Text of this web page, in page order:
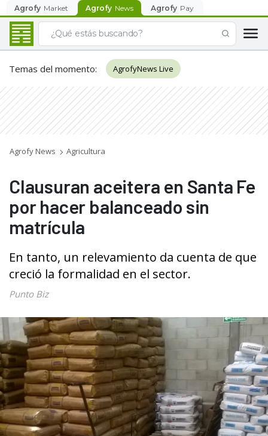
Agrofy Market Agrofy News Agrofy Pay
Temas del momento: AgrofyNews Live
Agrofy News Agricultura
Clausuran aceitera en Santa Fe
por hacer balanceado sin
matrícula
En tanto, un relevamiento da cuenta de que
creció la formalidad en el sector.
Punto Biz